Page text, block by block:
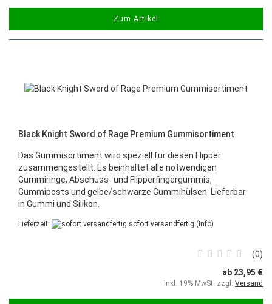
Zum Artikel
Black Knight Sword of Rage Premium Gummisortiment
Das Gummisortiment wird speziell für diesen Flipper
zusammengestellt. Es beinhaltet alle notwendigen
Gummiringe, Abschuss- und Flipperfingergummis,
Gummiposts und gelbe/schwarze Gummihülsen. Lieferbar
in Gummi und Silikon.
Lieferzeit: sofort versandfertig (Info)
0
ab 23,95 €
inkl. 19% MwSt. zzgl. Versand